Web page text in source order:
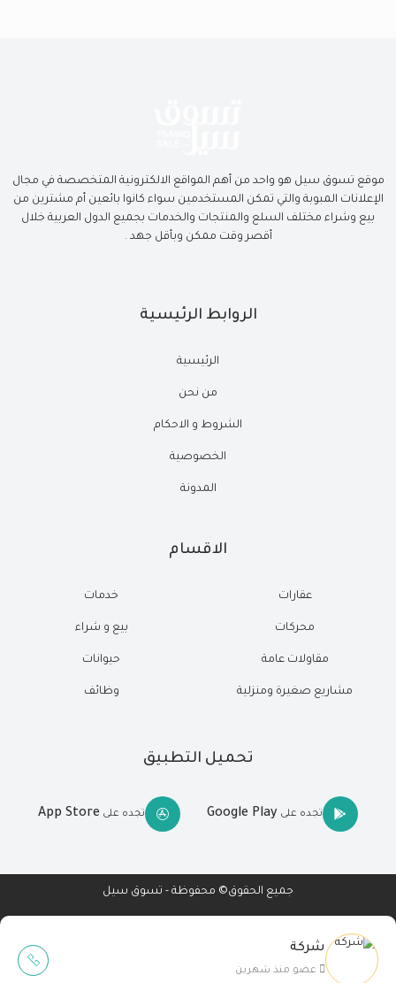
شركة
عضو منذ شهرين
موقع تسوق سيل هو واحد من أهم المواقع الالكترونية المتخصصة في مجال
الإعلانات المبوبة والتي تمكن المستخدمين سواء كانوا بائعين أم مشترين من
بيع وشراء مختلف السلع والمنتجات والخدمات بجميع الدول العربية خلال
أقصر وقت ممكن وبأقل جهد .
الروابط الرئيسية
الرئيسية
من نحن
الشروط و الاحكام
الخصوصية
المدونة
الاقسام
عقارات
محركات
مقاولات عامة
مشاريع صغيرة ومنزلية
خدمات
بيع و شراء
حيوانات
وظائف
تحميل التطبيق
تجده على Google Play تجده على App Store
جميع الحقوق© محفوظة - تسوق سيل